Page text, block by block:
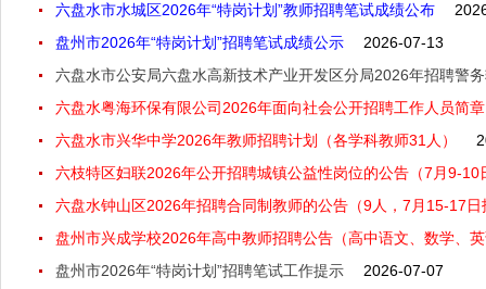
六盘水市水城区2026年“特岗计划”教师招聘笔试成绩公布
盘州市2026年“特岗计划”招聘笔试成绩公示
2026-07-13
六盘水市公安局六盘水高新技术产业开发区分局2026年招聘警
六盘水粤海环保有限公司2026年面向社会公开招聘工作人员简
六盘水市兴华中学2026年教师招聘计划（各学科教师31人）
六枝特区妇联2026年公开招聘城镇公益性岗位的公告（7月9-10
六盘水钟山区2026年招聘合同制教师的公告（9人，7月15-17日
盘州市兴成学校2026年高中教师招聘公告（高中语文、数学、
盘州市2026年“特岗计划”招聘笔试工作提示
2026-07-07